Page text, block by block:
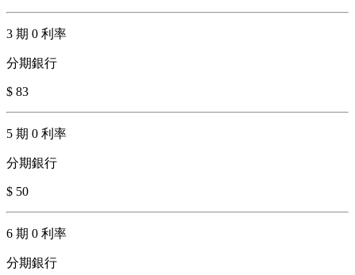
3 期 0 利率
分期銀行
$ 83
5 期 0 利率
分期銀行
$ 50
6 期 0 利率
分期銀行